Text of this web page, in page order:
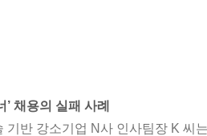
채용의 실패 사례
기반 강소기업 N사 인사팀장 K 씨